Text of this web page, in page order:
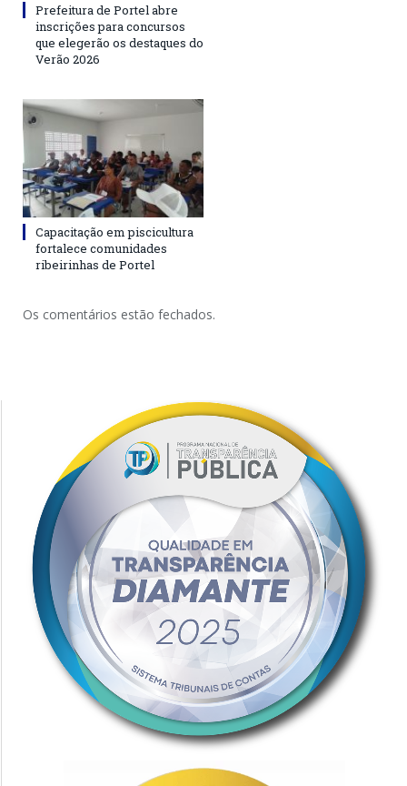
Prefeitura de Portel abre
inscrições para concursos
que elegerão os destaques do
Verão 2026
Capacitação em piscicultura
fortalece comunidades
ribeirinhas de Portel
Os comentários estão fechados.